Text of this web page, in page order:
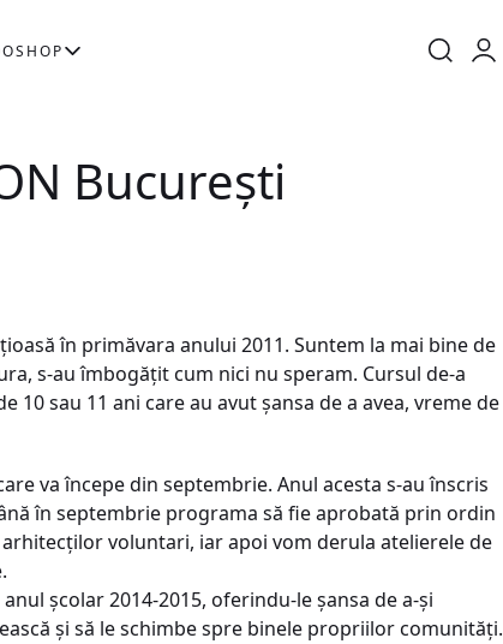
SHOP
Bucureşti
în primăvara anului 2011. Suntem la mai bine de
s-au îmbogăţit cum nici nu speram. Cursul de-a
sau 11 ani care au avut şansa de a avea, vreme de
va începe din septembrie. Anul acesta s-au înscris
în septembrie programa să fie aprobată prin ordin
voluntari, iar apoi vom derula atelierele de
şcolar 2014-2015, oferindu-le şansa de a-şi
şi să le schimbe spre binele propriilor comunităţi.